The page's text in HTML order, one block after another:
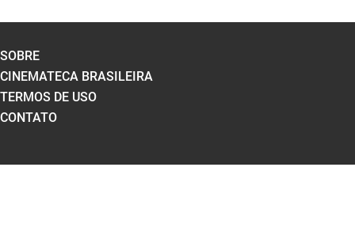
SOBRE
CINEMATECA BRASILEIRA
TERMOS DE USO
CONTATO